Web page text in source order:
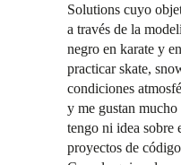
Solutions cuyo
a través de la
negro en karate y
practicar skate,
condiciones
y me gustan
tengo ni idea sobre
proyectos de